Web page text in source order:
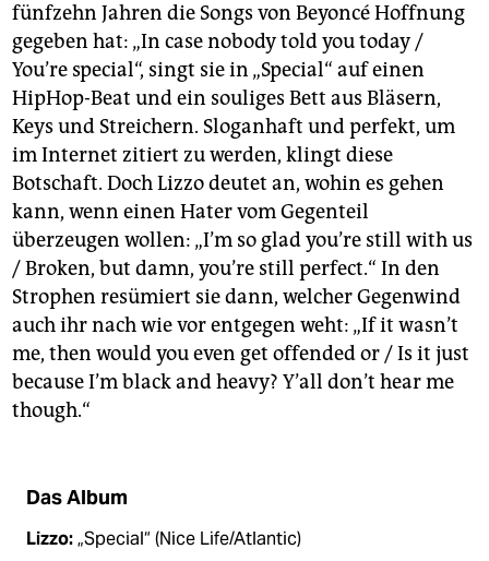
fünfzehn Jahren die Songs von Beyoncé Hoffnung
gegeben hat: „In case nobody told you today /
You’re special“, singt sie in „Special“ auf einen
HipHop-Beat und ein souliges Bett aus Bläsern,
Keys und Streichern. Sloganhaft und perfekt, um
im Internet zitiert zu werden, klingt diese
Botschaft. Doch Lizzo deutet an, wohin es gehen
kann, wenn einen Hater vom Gegenteil
überzeugen wollen: „I’m so glad you’re still with us
/ Broken, but damn, you’re still perfect.“ In den
Strophen resümiert sie dann, welcher Gegenwind
auch ihr nach wie vor entgegen weht: „If it wasn’t
me, then would you even get offended or / Is it just
because I’m black and heavy? Y’all don’t hear me
though.“
Das Album
Lizzo:„Special“ (Nice Life/Atlantic)